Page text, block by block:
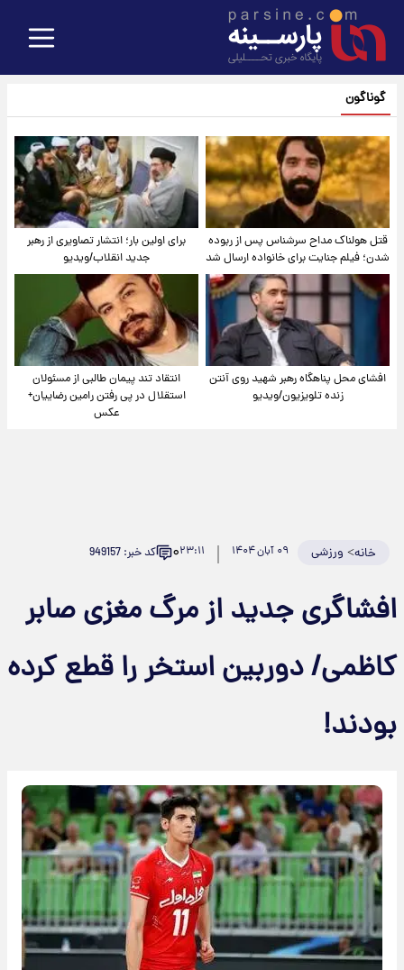
گوناگون
قتل هولناک مداح سرشناس پس از ربوده
شدن؛ فیلم جنایت برای خانواده ارسال شد
برای اولین بار؛ انتشار تصاویری از رهبر
جدید انقلاب/ویدیو
افشای محل پناهگاه‌ رهبر شهید روی آنتن
زنده تلویزیون/ویدیو
انتقاد تند پیمان طالبی از مسئولان
استقلال در پی رفتن رامین رضاییان+
عکس
خانه> ورزشی ۰۹ آبان ۱۴۰۴ ۲۳:۱۱۰ کد خبر: 949157
افشاگری جدید از مرگ مغزی صابر
کاظمی/ دوربین استخر را قطع کرده
بودند!